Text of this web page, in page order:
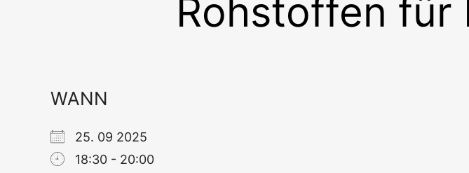
Rohstoffen für
WANN
25. 09 2025
18:30 - 20:00